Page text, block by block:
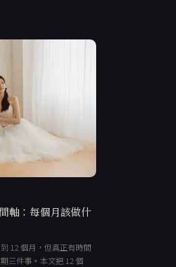
軸：每個月該做什
12 個月，但真正有時間
三件事。本文把 12 個